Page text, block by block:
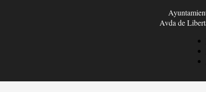
Avda de